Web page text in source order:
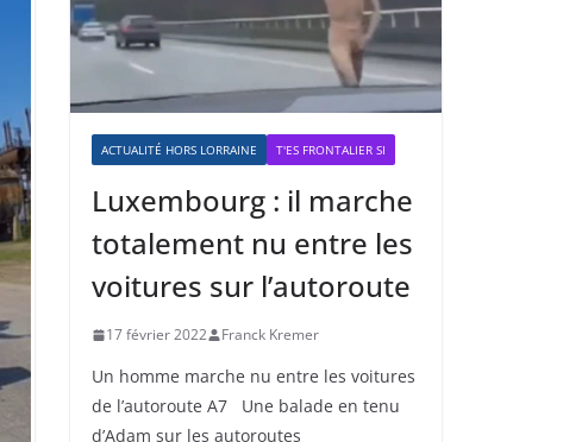
ACTUALITÉ HORS LORRAINE T'ES FRONTALIER SI
Luxembourg : il marche
totalement nu entre les
voitures sur l’autoroute
17 février 2022 Franck Kremer
Un homme marche nu entre les voitures
de l’autoroute A7 Une balade en tenu
d’Adam sur les autoroutes